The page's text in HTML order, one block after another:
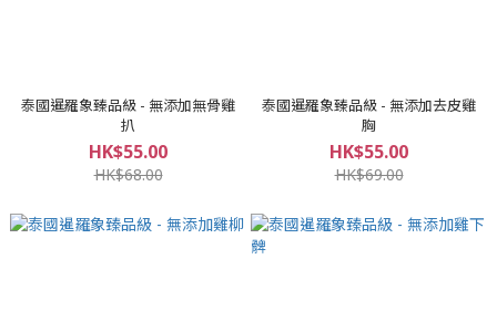
泰國暹羅象臻品級 - 無添加無骨雞
扒
HK$55.00
HK$68.00
泰國暹羅象臻品級 - 無添加去皮雞
胸
HK$55.00
HK$69.00